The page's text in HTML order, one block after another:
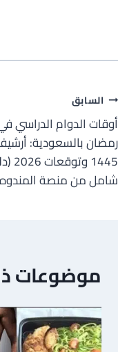
تصفّح
المقالات
السابق
أوقات الدوام الدراسي
رمضان بالسعودية:
1445
شامل من منصة
موضوعات